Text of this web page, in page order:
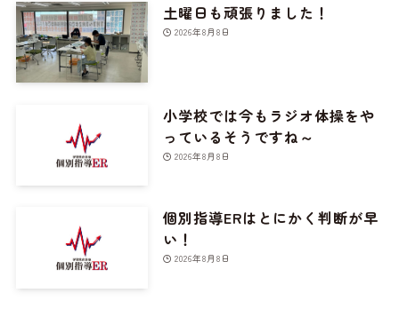
土曜日も頑張りました！
2026年8月8日
小学校では今もラジオ体操をや
っているそうですね～
2026年8月8日
個別指導ERはとにかく判断が早
い！
2026年8月8日